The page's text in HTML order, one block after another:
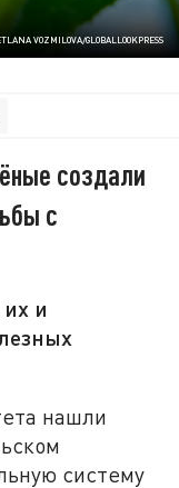
VOZMILOVA/GLOBALLOOKPRESS
создали
с
и
нашли
систему